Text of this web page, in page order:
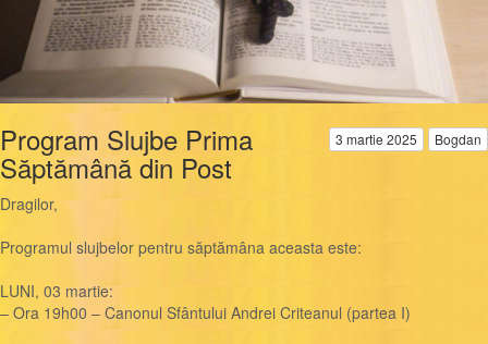
3 martie 2025 Bogdan
Program Slujbe Prima
Săptămână din Post
Dragilor,
Programul slujbelor pentru săptămâna aceasta este:
LUNI, 03 martie:
– Ora 19h00 – Canonul Sfântului Andrei Criteanul (partea I)